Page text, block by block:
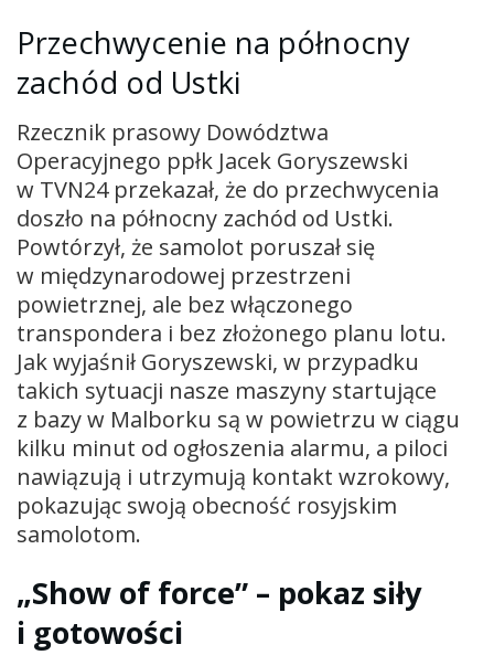
Przechwycenie na północny
zachód od Ustki
Rzecznik prasowy Dowództwa
Operacyjnego ppłk Jacek Goryszewski
w TVN24 przekazał, że do przechwycenia
doszło na północny zachód od Ustki.
Powtórzył, że samolot poruszał się
w międzynarodowej przestrzeni
powietrznej, ale bez włączonego
transpondera i bez złożonego planu lotu.
Jak wyjaśnił Goryszewski, w przypadku
takich sytuacji nasze maszyny startujące
z bazy w Malborku są w powietrzu w ciągu
kilku minut od ogłoszenia alarmu, a piloci
nawiązują i utrzymują kontakt wzrokowy,
pokazując swoją obecność rosyjskim
samolotom.
„Show of force” – pokaz siły
i gotowości